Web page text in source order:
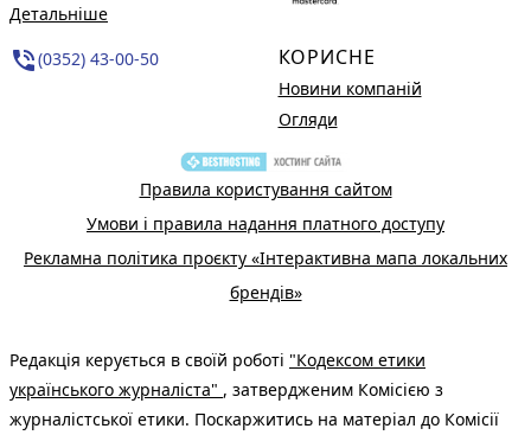
Детальніше
phone_in_talk(0352) 43-00-50 КОРИСНЕ
Новини компаній
Огляди
Правила користування сайтом
Умови і правила надання платного доступу
Рекламна політика проєкту «Інтерактивна мапа локальних
брендів»
Редакція керується в своїй роботі "Кодексом етики
українського журналіста" , затвердженим Комісією з
журналістської етики. Поскаржитись на матеріал до Комісії